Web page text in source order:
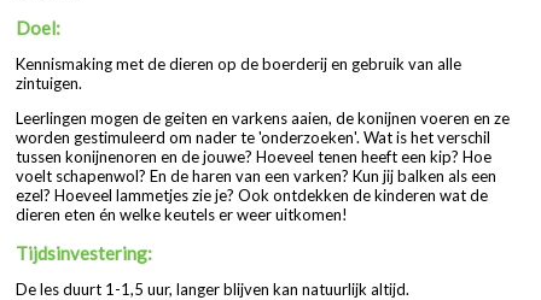
Doel:
Kennismaking met de dieren op de boerderij en gebruik van alle
zintuigen.
Leerlingen mogen de geiten en varkens aaien, de konijnen voeren en ze
worden gestimuleerd om nader te 'onderzoeken'. Wat is het verschil
tussen konijnenoren en de jouwe? Hoeveel tenen heeft een kip? Hoe
voelt schapenwol? En de haren van een varken? Kun jij balken als een
ezel? Hoeveel lammetjes zie je? Ook ontdekken de kinderen wat de
dieren eten én welke keutels er weer uitkomen!
Tijdsinvestering:
De les duurt 1-1,5 uur, langer blijven kan natuurlijk altijd.